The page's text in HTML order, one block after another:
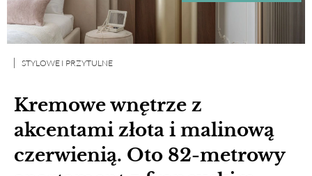
Kremowe wnętrze z
akcentami złota i malinową
czerwienią. Oto 82-metrowy
STYLOWE I PRZYTULNE